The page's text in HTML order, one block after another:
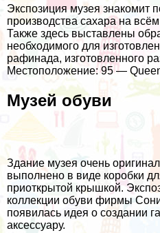
Экспозиция музея знакомит
производства сахара на
Также здесь выставлены
необходимого для
рафинада, изготовленного
Местоположение: 95 —
Музей обуви
Здание музея очень
выполнено в виде коробки
приоткрытой крышкой.
коллекции обуви фирмы
появилась идея о создании
аксессуару.